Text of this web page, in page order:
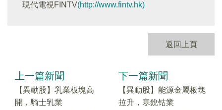
現代電視FINTV(http://www.fintv.hk)
返回上頁
上一篇新聞
【異動股】乳業板塊高
開，騎士乳業
下一篇新聞
【異動股】能源金屬板塊
拉升，寒銳钴業